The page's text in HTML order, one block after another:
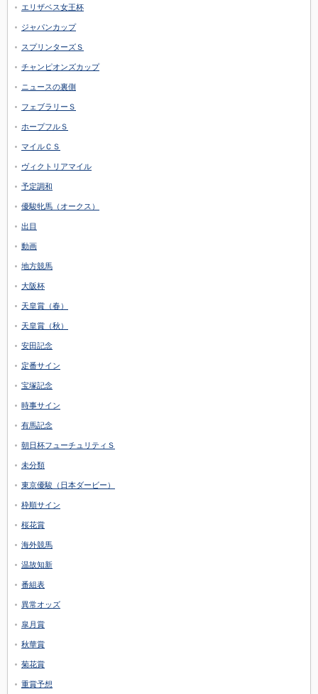
エリザベス女王杯
ジャパンカップ
スプリンターズＳ
チャンピオンズカップ
ニュースの裏側
フェブラリーＳ
ホープフルＳ
マイルＣＳ
ヴィクトリアマイル
予定調和
優駿牝馬（オークス）
出目
動画
地方競馬
大阪杯
天皇賞（春）
天皇賞（秋）
安田記念
定番サイン
宝塚記念
時事サイン
有馬記念
朝日杯フューチュリティＳ
未分類
東京優駿（日本ダービー）
枠順サイン
桜花賞
海外競馬
温故知新
番組表
異常オッズ
皐月賞
秋華賞
菊花賞
重賞予想